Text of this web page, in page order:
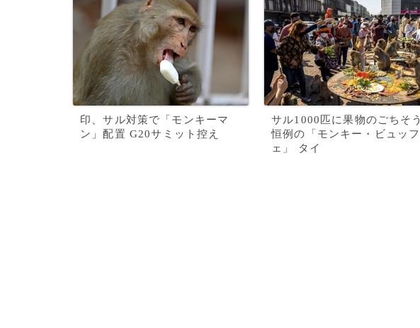
印、サル対策で「モンキーマ
ン」配置 G20サミット控え
サル1000匹に果物のごちそう
恒例の「モンキー・ビュッフ
ェ」 タイ